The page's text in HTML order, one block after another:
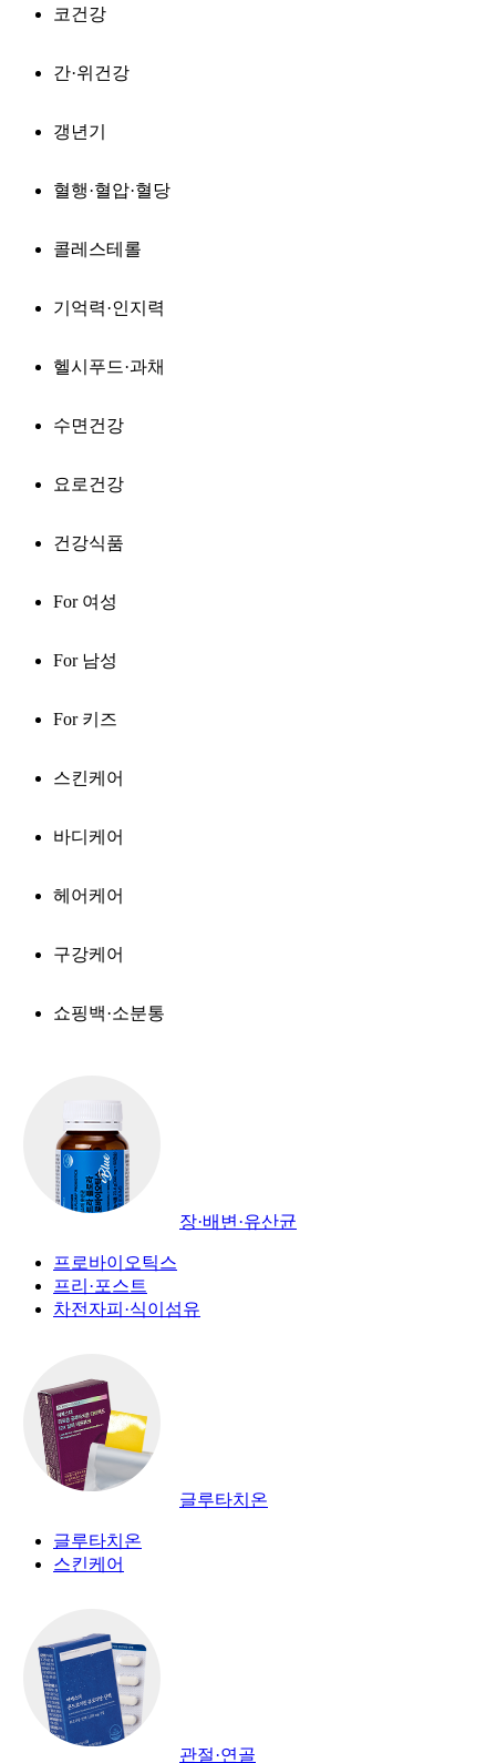
코건강
간·위건강
갱년기
혈행·혈압·혈당
콜레스테롤
기억력·인지력
헬시푸드·과채
수면건강
요로건강
건강식품
For 여성
For 남성
For 키즈
스킨케어
바디케어
헤어케어
구강케어
쇼핑백·소분통
장·배변·유산균
프로바이오틱스
프리·포스트
차전자피·식이섬유
글루타치온
글루타치온
스킨케어
관절·연골